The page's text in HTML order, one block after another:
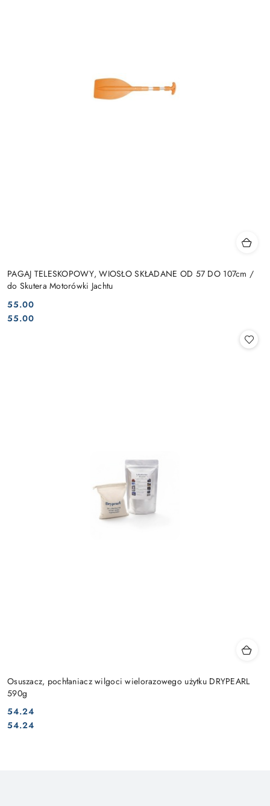
PAGAJ TELESKOPOWY, WIOSŁO SKŁADANE OD 57 DO 107cm /
do Skutera Motorówki Jachtu
Cena:
55.00
Cena:
55.00
Osuszacz, pochłaniacz wilgoci wielorazowego użytku DRYPEARL
590g
Cena:
54.24
Cena:
54.24